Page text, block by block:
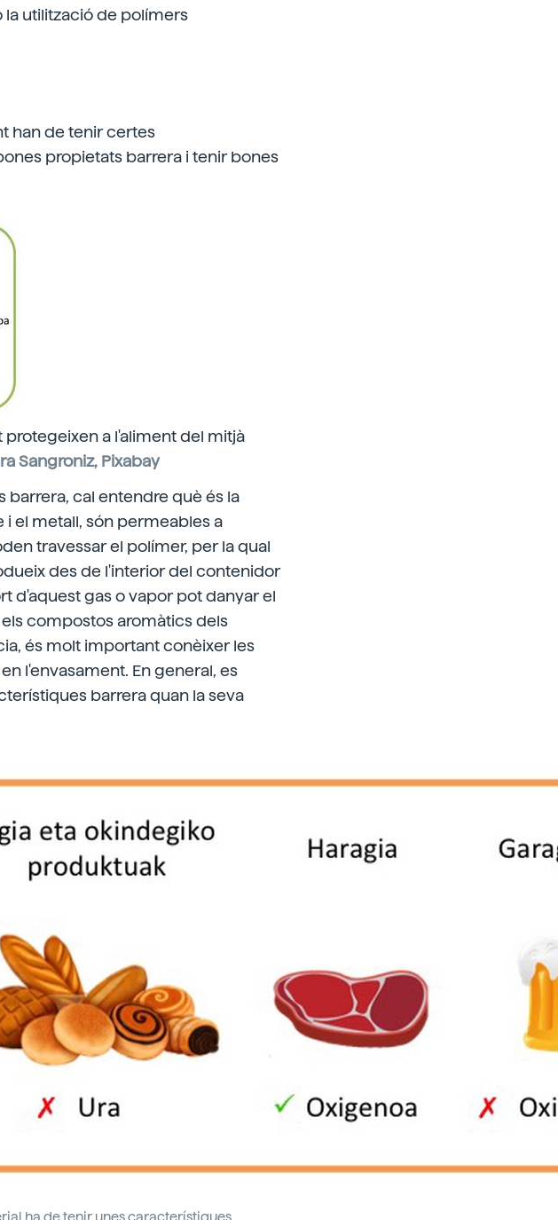
utilització de polímers
han de tenir certes
propietats barrera i tenir bones
protegeixen a l'aliment del mitjà
Sangroniz, Pixabay
cal entendre què és la
el metall, són permeables a
travessar el polímer, per la qual
des de l'interior del contenidor
d'aquest gas o vapor pot danyar el
compostos aromàtics dels
és molt important conèixer les
l'envasament. En general, es
barrera quan la seva